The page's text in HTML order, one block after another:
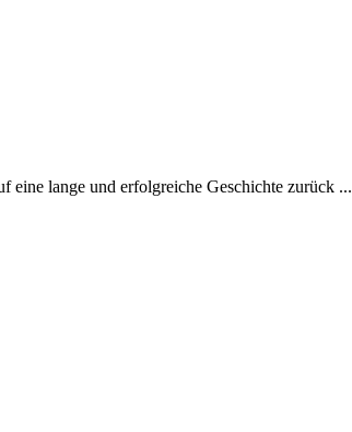
eine lange und erfolgreiche Geschichte zurück ...